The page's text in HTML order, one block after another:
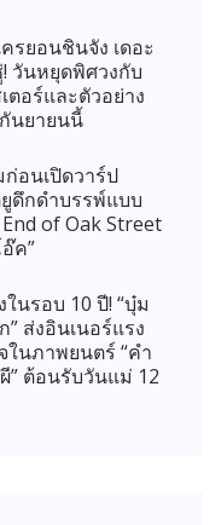
รยอนชินจัง เดอะ
วันหยุดพิศวงกับ
ตอร์และตัวอย่าง
นยายนนี้
อนเปิดวาร์ป
ดึกดำบรรพ์แบบ
of Oak Street
ค”
นรอบ 10 ปี! “บุ๋ม
” ส่งอินเนอร์แรง
นภาพยนตร์ “คำ
ต้อนรับวันแม่ 12